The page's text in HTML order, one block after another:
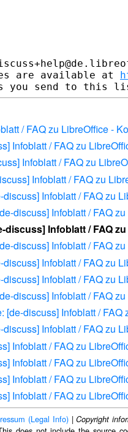
are available at
/ FAQ zu LibreOffice -
Infoblatt / FAQ zu
Infoblatt / FAQ zu
Infoblatt / FAQ zu
discuss] Infoblatt / FAQ zu
discuss] Infoblatt / FAQ
discuss] Infoblatt / FAQ
discuss] Infoblatt / FAQ
discuss] Infoblatt / FAQ zu
discuss] Infoblatt / FAQ zu
discuss] Infoblatt / FAQ
[de-discuss] Infoblatt /
discuss] Infoblatt / FAQ zu
Infoblatt / FAQ zu
Infoblatt / FAQ zu
Infoblatt / FAQ zu
Infoblatt / FAQ zu
(Legal Info)|Copyright